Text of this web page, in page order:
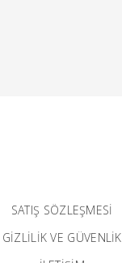
SATIŞ SÖZLEŞMESİ
GİZLİLİK VE GÜVENLİK